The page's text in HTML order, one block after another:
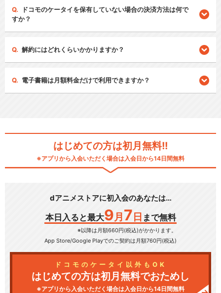
ドコモのケータイを保有していない場合の決済方法は何で
すか？
解約にはどれくらいかかりますか？
電子書籍は月額料金だけで利用できますか？
はじめての方は初月無料!!
※アプリから入会いただく場合は入会日から14日間無料
dアニメストアに初入会のあなたは…
本日入ると最大9 月 7 日 まで無料
※以降は月額660円(税込)がかかります。
App Store/Google Playでのご契約は月額760円(税込)
ドコモのケータイ以外もOK
はじめての方は初月無料でおためし
※アプリから入会いただく場合は入会日から14日間無料